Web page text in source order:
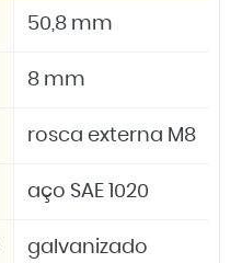
50,8 mm
8 mm
rosca externa M8
aço SAE 1020
galvanizado